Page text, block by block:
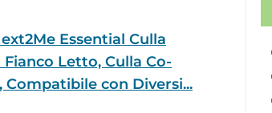
Essential Culla
Letto, Culla Co-
Compatibile con Diversi...